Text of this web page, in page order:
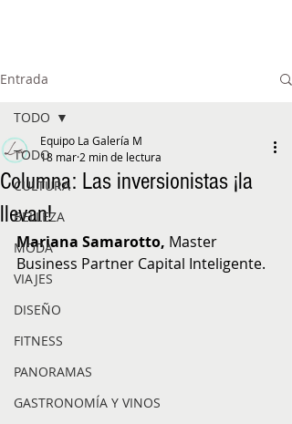
Entrada
TODO
CULTURA
BELLEZA
MODA
VIAJES
DISEÑO
FITNESS
PANORAMAS
GASTRONOMÍA Y VINOS
TODO
Columna: Las inversionistas ¡la
llevan!
Equipo La Galería M
18 mar 2 min de lectura
Mariana Samarotto, Master
Business Partner Capital Inteligente.